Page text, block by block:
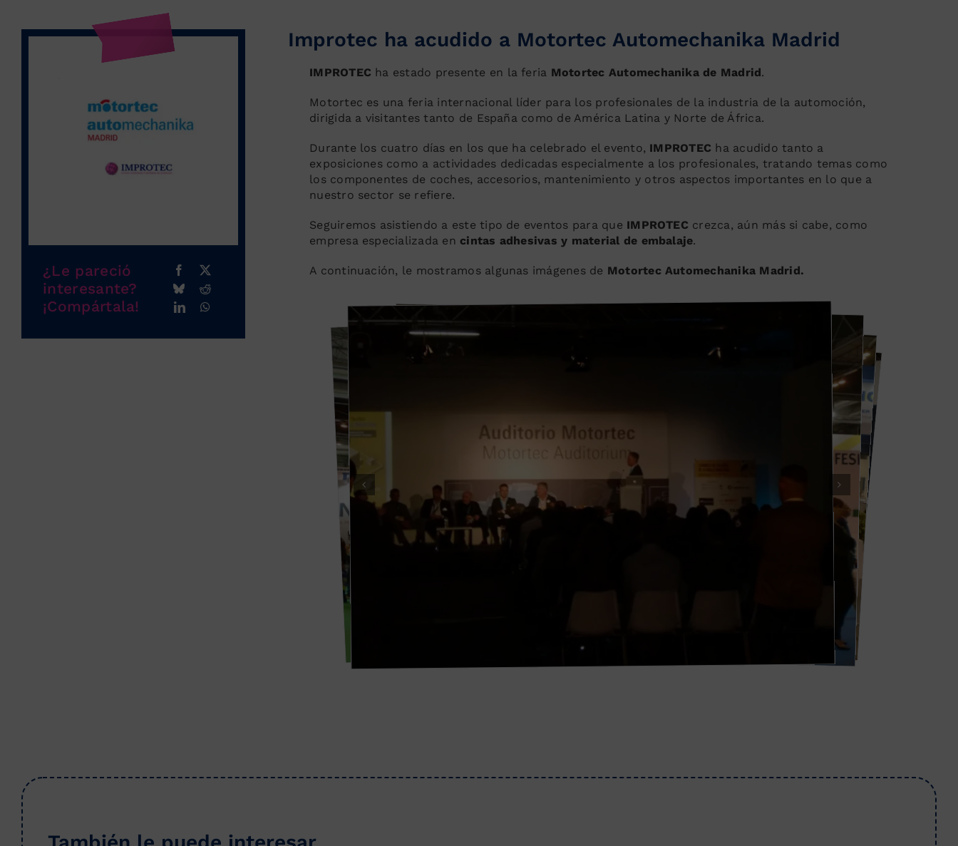
¿Le pareció
interesante?
¡Compártala!
Improtec ha acudido a Motortec Automechanika Madrid
IMPROTEC ha estado presente en la feria Motortec Automechanika de Madrid.
Motortec es una feria internacional líder para los profesionales de la industria de la automoción,
dirigida a visitantes tanto de España como de América Latina y Norte de África.
Durante los cuatro días en los que ha celebrado el evento, IMPROTEC ha acudido tanto a
exposiciones como a actividades dedicadas especialmente a los profesionales, tratando temas como
los componentes de coches, accesorios, mantenimiento y otros aspectos importantes en lo que a
nuestro sector se refiere.
Seguiremos asistiendo a este tipo de eventos para que IMPROTEC crezca, aún más si cabe, como
empresa especializada encintas adhesivas y material de embalaje.
A continuación, le mostramos algunas imágenes de Motortec Automechanika Madrid.